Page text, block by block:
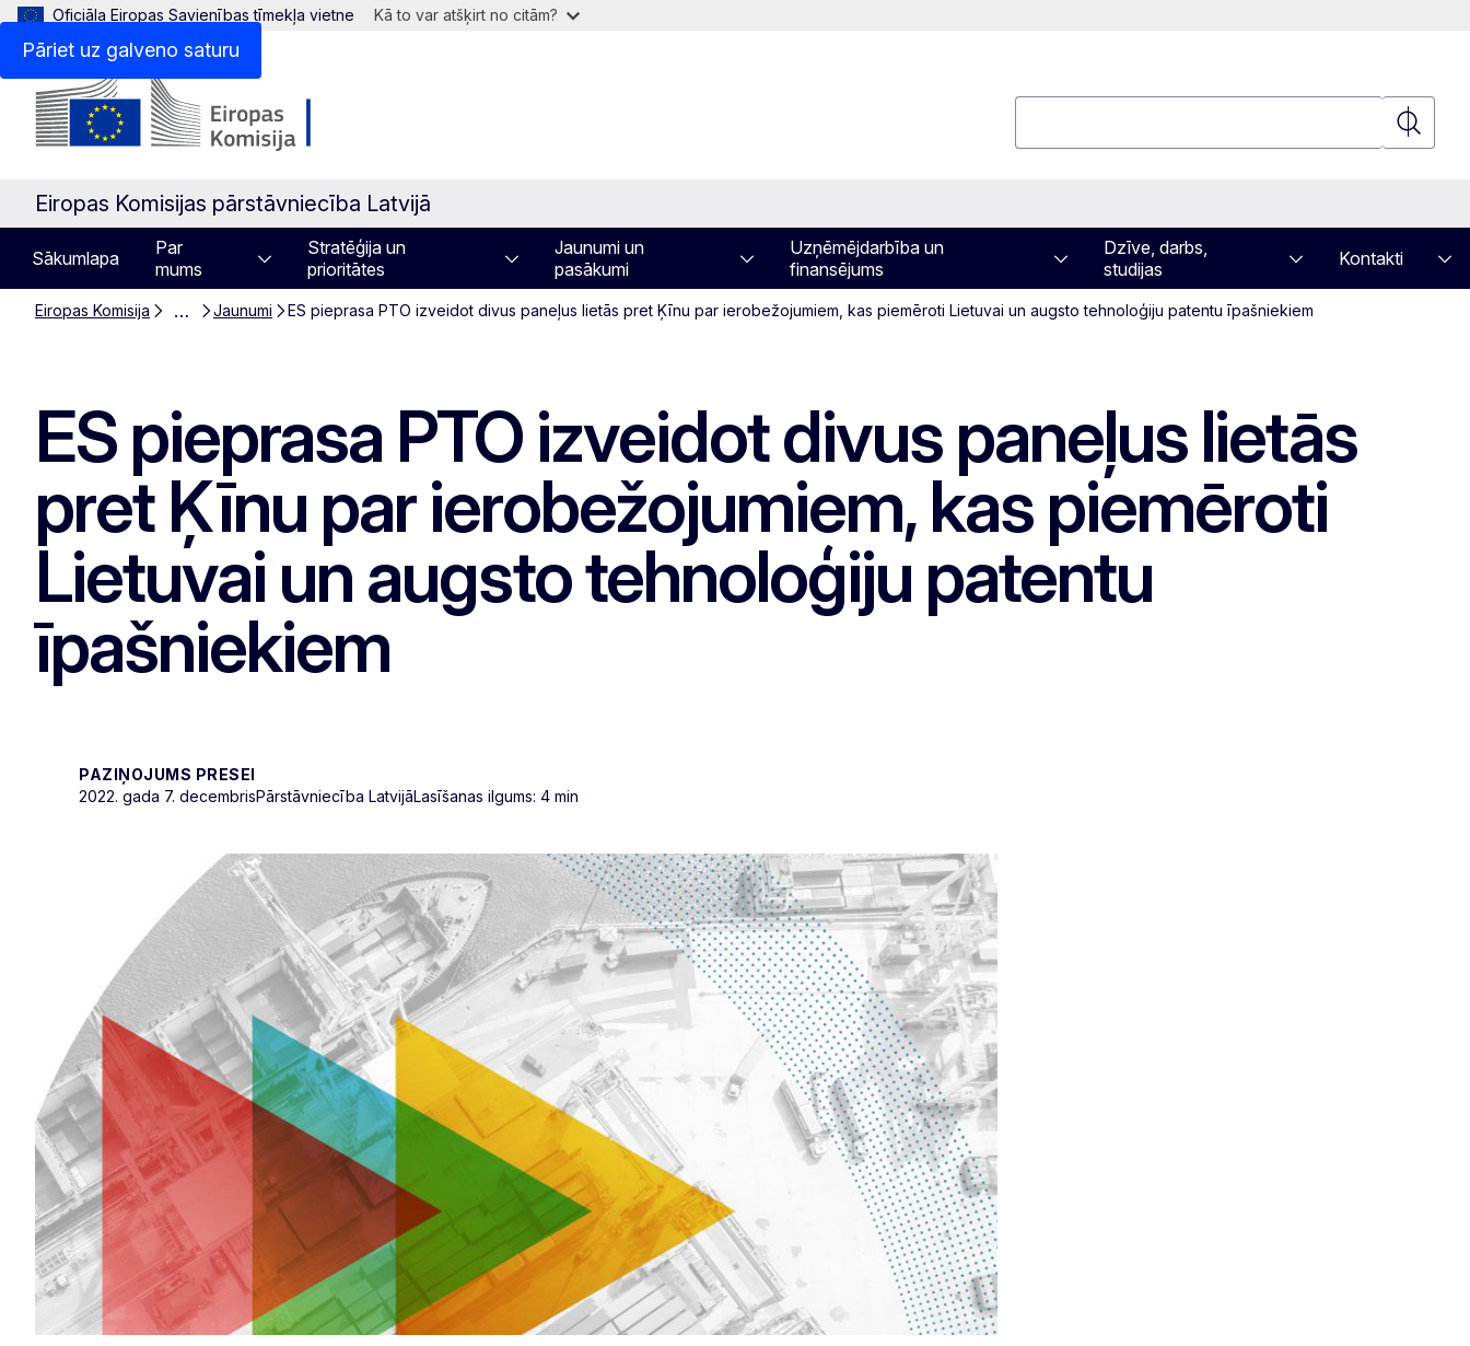
Pāriet uz galveno saturu
Oficiāla Eiropas Savienības tīmekļa vietne Kā to var atšķirt no citām?
Meklēt
Eiropas Komisijas pārstāvniecība Latvijā
Sākumlapa
Par
mums
Stratēģija un
prioritātes
Jaunumi un
pasākumi
Uzņēmējdarbība un
finansējums
Dzīve, darbs,
studijas
Kontakti
Eiropas Komisija … Jaunumi ES pieprasa PTO izveidot divus paneļus lietās pret Ķīnu par ierobežojumiem, kas piemēroti Lietuvai un augsto tehnoloģiju patentu īpašniekiem
ES pieprasa PTO izveidot divus paneļus lietās
pret Ķīnu par ierobežojumiem, kas piemēroti
Lietuvai un augsto tehnoloģiju patentu
īpašniekiem
PAZIŅOJUMS PRESEI
2022. gada 7. decembrisPārstāvniecība LatvijāLasīšanas ilgums: 4 min